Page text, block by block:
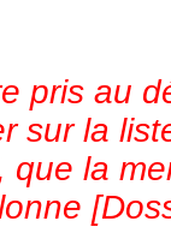
pris au
sur la
que la